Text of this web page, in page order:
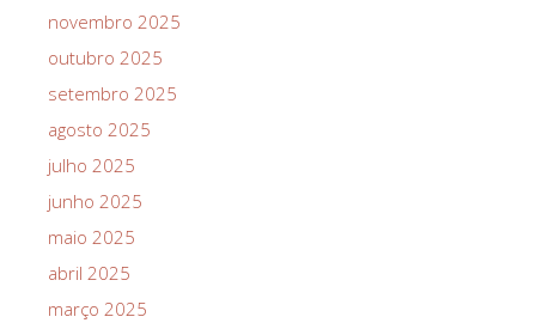
novembro 2025
outubro 2025
setembro 2025
agosto 2025
julho 2025
junho 2025
maio 2025
abril 2025
março 2025